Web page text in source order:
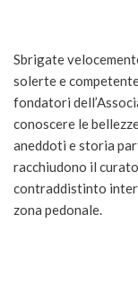
Sbrigate
solerte e
fondatori
conoscere le
aneddoti e storia
racchiudono il
contraddistinto
zona pedonale.